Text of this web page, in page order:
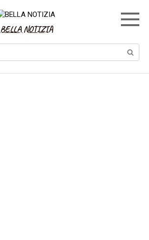
BELLA NOTIZIA